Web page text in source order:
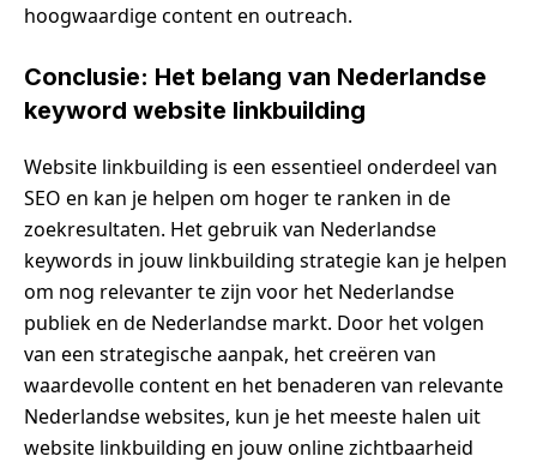
hoogwaardige content en outreach.
Conclusie: Het belang van Nederlandse
keyword website linkbuilding
Website linkbuilding is een essentieel onderdeel van
SEO en kan je helpen om hoger te ranken in de
zoekresultaten. Het gebruik van Nederlandse
keywords in jouw linkbuilding strategie kan je helpen
om nog relevanter te zijn voor het Nederlandse
publiek en de Nederlandse markt. Door het volgen
van een strategische aanpak, het creëren van
waardevolle content en het benaderen van relevante
Nederlandse websites, kun je het meeste halen uit
website linkbuilding en jouw online zichtbaarheid